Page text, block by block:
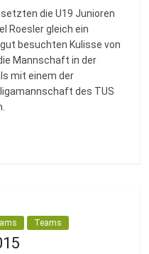
die U19 Junioren
Roesler gleich ein
besuchten Kulisse von
Mannschaft in der
mit einem der
des TUS
Teams